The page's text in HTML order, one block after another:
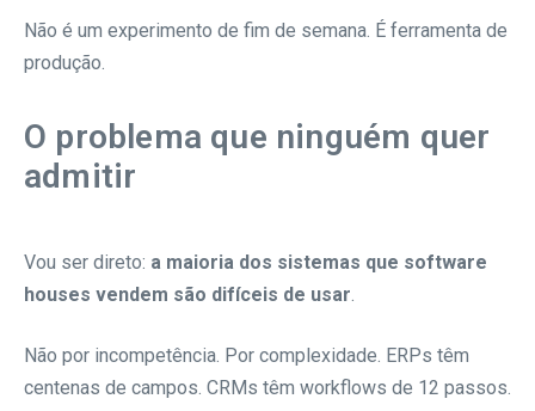
Não é um experimento de fim de semana. É ferramenta de
produção.
O problema que ninguém quer
admitir
Vou ser direto: a maioria dos sistemas que software
houses vendem são difíceis de usar.
Não por incompetência. Por complexidade. ERPs têm
centenas de campos. CRMs têm workflows de 12 passos.